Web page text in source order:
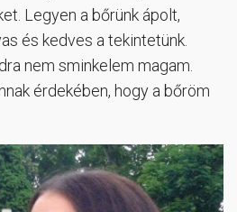
Legyen a bőrünk ápolt,
és kedves a tekintetünk.
nem sminkelem magam.
érdekében, hogy a bőröm